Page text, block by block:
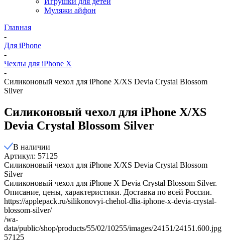
Муляжи айфон
Главная
-
Для iPhone
-
Чехлы для iPhone X
-
Силиконовый чехол для iPhone X/XS Devia Crystal Blossom
Silver
Силиконовый чехол для iPhone X/XS
Devia Crystal Blossom Silver
В наличии
Артикул: 57125
Силиконовый чехол для iPhone X/XS Devia Crystal Blossom
Silver
Силиконовый чехол для iPhone X Devia Crystal Blossom Silver.
Описание, цены, характеристики. Доставка по всей России.
https://applepack.ru/silikonovyi-chehol-dlia-iphone-x-devia-crystal-
blossom-silver/
/wa-
data/public/shop/products/55/02/10255/images/24151/24151.600.jpg
57125